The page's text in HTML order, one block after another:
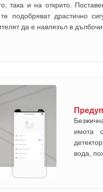
така и на открито.
подобряват драстично
да е навлязъл в
имота
вода,